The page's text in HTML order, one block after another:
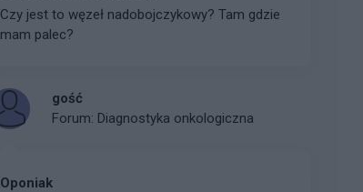
Czy jest to węzeł nadobojczykowy? Tam gdzie
mam palec?
gość
Forum: Diagnostyka onkologiczna
Oponiak